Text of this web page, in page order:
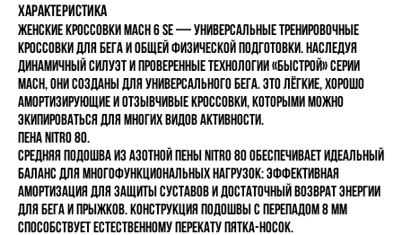
Характеристика
Женские кроссовки MACH 6 SE — универсальные тренировочные
кроссовки для бега и общей физической подготовки. Наследуя
динамичный силуэт и проверенные технологии «быстрой» серии
MACH, они созданы для универсального бега. Это лёгкие, хорошо
амортизирующие и отзывчивые кроссовки, которыми можно
экипироваться для многих видов активности.
Пена NITRO 80.
Средняя подошва из азотной пены NITRO 80 обеспечивает идеальный
баланс для многофункциональных нагрузок: эффективная
амортизация для защиты суставов и достаточный возврат энергии
для бега и прыжков. Конструкция подошвы с перепадом 8 мм
способствует естественному перекату пятка-носок.